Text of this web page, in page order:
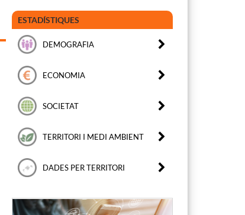
ESTADÍSTIQUES
DEMOGRAFIA
ECONOMIA
SOCIETAT
TERRITORI I MEDI AMBIENT
DADES PER TERRITORI